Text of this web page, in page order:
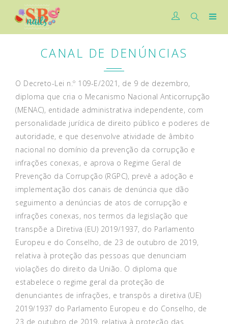
CANAL DE DENÚNCIAS
O Decreto-Lei n.º 109-E/2021, de 9 de dezembro,
diploma que cria o Mecanismo Nacional Anticorrupção
(MENAC), entidade administrativa independente, com
personalidade jurídica de direito público e poderes de
autoridade, e que desenvolve atividade de âmbito
nacional no domínio da prevenção da corrupção e
infrações conexas, e aprova o Regime Geral de
Prevenção da Corrupção (RGPC), prevê a adoção e
implementação dos canais de denúncia que dão
seguimento a denúncias de atos de corrupção e
infrações conexas, nos termos da legislação que
transpõe a Diretiva (EU) 2019/1937, do Parlamento
Europeu e do Conselho, de 23 de outubro de 2019,
relativa à proteção das pessoas que denunciam
violações do direito da União. O diploma que
estabelece o regime geral da proteção de
denunciantes de infrações, e transpôs a diretiva (UE)
2019/1937 do Parlamento Europeu e do Conselho, de
23 de outubro de 2019, relativa à proteção das